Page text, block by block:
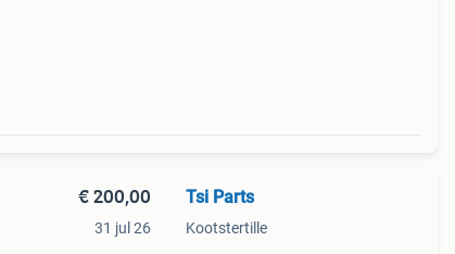
€ 200,00
31 jul 26
Tsi Parts
Kootstertille